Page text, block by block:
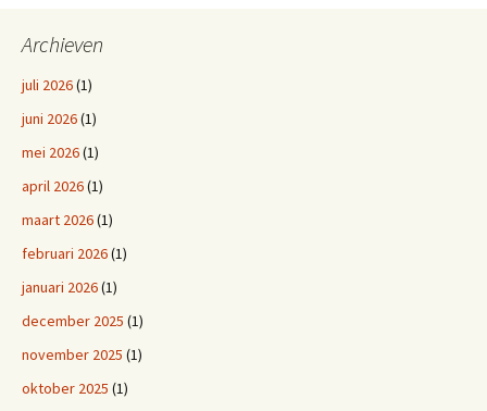
Archieven
juli 2026(1)
juni 2026(1)
mei 2026(1)
april 2026(1)
maart 2026(1)
februari 2026(1)
januari 2026(1)
december 2025 (1)
november 2025 (1)
oktober 2025 (1)